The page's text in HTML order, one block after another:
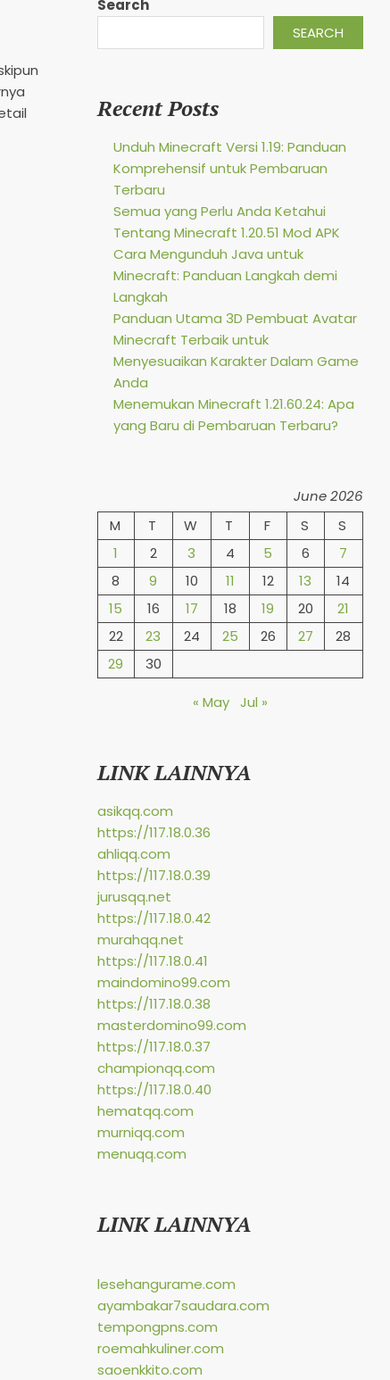
Search
SEARCH
Recent Posts
Unduh Minecraft Versi 1.19: Panduan
Komprehensif untuk Pembaruan
Terbaru
Semua yang Perlu Anda Ketahui
Tentang Minecraft 1.20.51 Mod APK
Cara Mengunduh Java untuk
Minecraft: Panduan Langkah demi
Langkah
Panduan Utama 3D Pembuat Avatar
Minecraft Terbaik untuk
Menyesuaikan Karakter Dalam Game
Anda
Menemukan Minecraft 1.21.60.24: Apa
yang Baru di Pembaruan Terbaru?
June 2026
M
T W T F S
S
1
2 3 4 5 6
7
8
9 10 11 12 13
14
15
16 17 18 19 20
21
22
23 24 25 26 27
28
29
30
« May Jul »
LINK LAINNYA
asikqq.com
https://117.18.0.36
ahliqq.com
https://117.18.0.39
jurusqq.net
https://117.18.0.42
murahqq.net
https://117.18.0.41
maindomino99.com
https://117.18.0.38
masterdomino99.com
https://117.18.0.37
championqq.com
https://117.18.0.40
hematqq.com
murniqq.com
menuqq.com
LINK LAINNYA
lesehangurame.com
ayambakar7saudara.com
tempongpns.com
roemahkuliner.com
saoenkkito.com